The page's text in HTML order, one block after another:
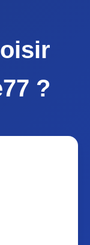
?